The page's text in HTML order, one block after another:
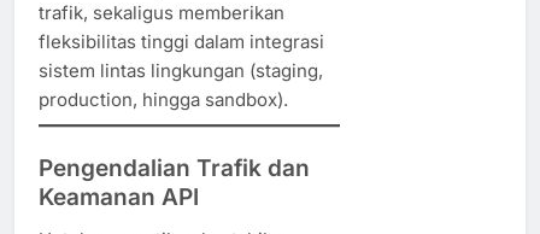
trafik, sekaligus memberikan
fleksibilitas tinggi dalam integrasi
sistem lintas lingkungan (staging,
production, hingga sandbox).
Pengendalian Trafik dan
Keamanan API